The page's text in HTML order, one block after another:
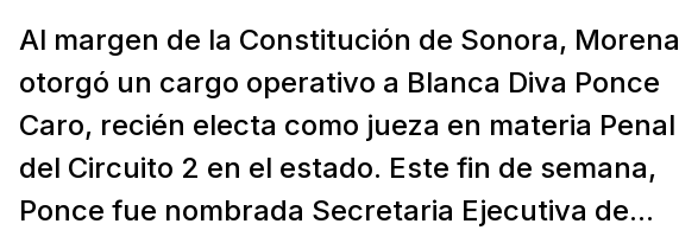
Al margen de la Constitución de Sonora, Morena
otorgó un cargo operativo a Blanca Diva Ponce
Caro, recién electa como jueza en materia Penal
del Circuito 2 en el estado. Este fin de semana,
Ponce fue nombrada Secretaria Ejecutiva de...